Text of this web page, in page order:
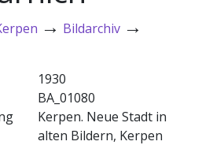
→ Bildarchiv →
1930
BA_01080
Kerpen. Neue Stadt in
alten Bildern, Kerpen